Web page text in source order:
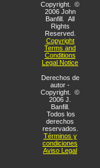
Copyright. ©
2006 John
Banfill. All
Rights
Reserved.
Copyright
Terms and
Conditions
Legal Notice
Derechos de
autor -
Copyright. ©
2006 J.
Banfill.
Todos los
derechos
reservados.
Términos y
condiciones
Aviso Legal